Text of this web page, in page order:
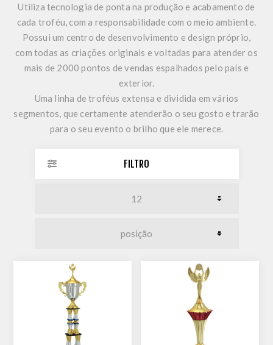
Utiliza tecnologia de ponta na produção e acabamento de
cada troféu, com a responsabilidade com o meio ambiente.
Possui um centro de desenvolvimento e design próprio,
com todas as criações originais e voltadas para atender os
mais de 2000 pontos de vendas espalhados pelo país e
exterior.
Uma linha de troféus extensa e dividida em vários
segmentos, que certamente atenderão o seu gosto e trarão
para o seu evento o brilho que ele merece.
FILTRO